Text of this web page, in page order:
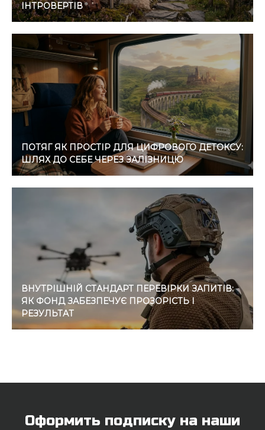
ІНТРОВЕРТІВ
ПОТЯГ ЯК ПРОСТІР ДЛЯ ЦИФРОВОГО ДЕТОКСУ:
ШЛЯХ ДО СЕБЕ ЧЕРЕЗ ЗАЛІЗНИЦЮ
ВНУТРІШНІЙ СТАНДАРТ ПЕРЕВІРКИ ЗАПИТІВ:
ЯК ФОНД ЗАБЕЗПЕЧУЄ ПРОЗОРІСТЬ І
РЕЗУЛЬТАТ
Оформить подписку на наши